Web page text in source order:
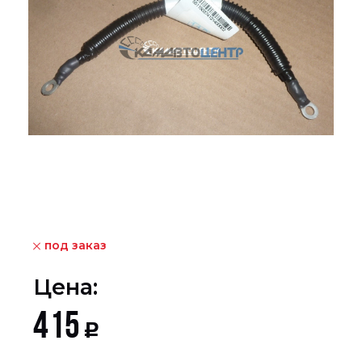
под заказ
Цена:
415 Р